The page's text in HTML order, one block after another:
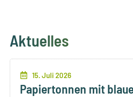
Aktuelles
15. Juli 2026
Papiertonnen mit